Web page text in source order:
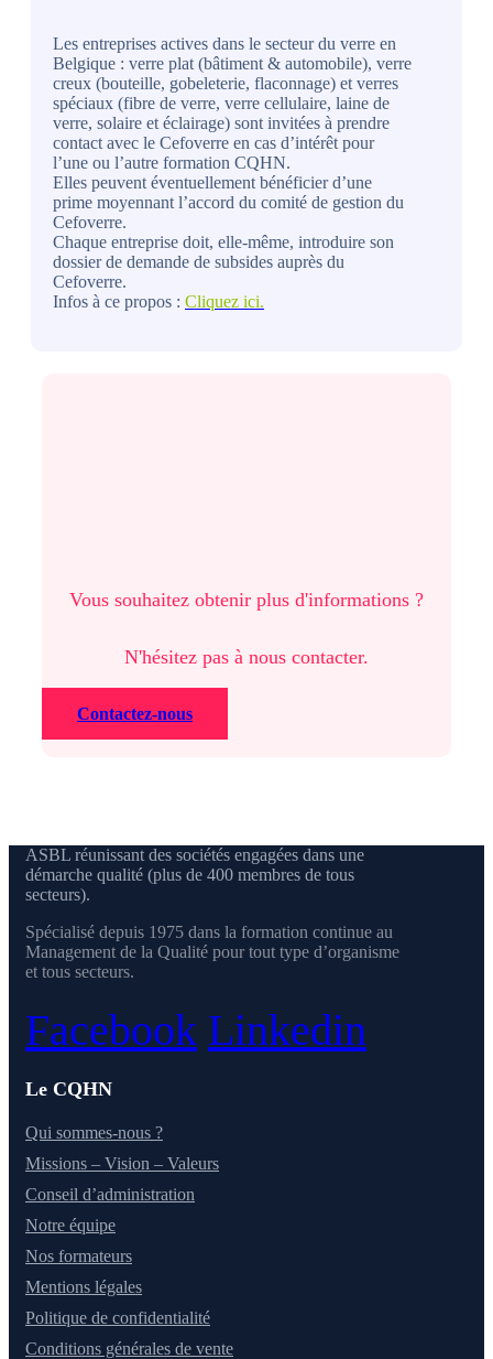
Les entreprises actives dans le secteur du verre en
Belgique : verre plat (bâtiment & automobile), verre
creux (bouteille, gobeleterie, flaconnage) et verres
spéciaux (fibre de verre, verre cellulaire, laine de
verre, solaire et éclairage) sont invitées à prendre
contact avec le Cefoverre en cas d’intérêt pour
l’une ou l’autre formation CQHN.
Elles peuvent éventuellement bénéficier d’une
prime moyennant l’accord du comité de gestion du
Cefoverre.
Chaque entreprise doit, elle-même, introduire son
dossier de demande de subsides auprès du
Cefoverre.
Infos à ce propos : Cliquez ici.
Vous souhaitez obtenir plus d'informations ?
N'hésitez pas à nous contacter.
Contactez-nous
ASBL réunissant des sociétés engagées dans une
démarche qualité (plus de 400 membres de tous
secteurs).
Spécialisé depuis 1975 dans la formation continue au
Management de la Qualité pour tout type d’organisme
et tous secteurs.
Facebook Linkedin
Le CQHN
Qui sommes-nous ?
Missions – Vision – Valeurs
Conseil d’administration
Notre équipe
Nos formateurs
Mentions légales
Politique de confidentialité
Conditions générales de vente